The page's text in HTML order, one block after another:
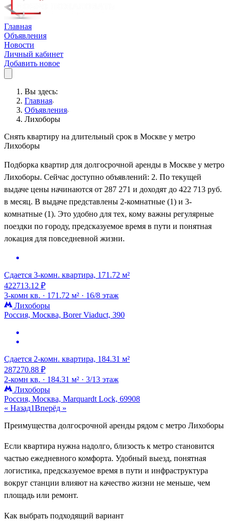
Главная
Объявления
Новости
Личный кабинет
Добавить новое
Вы здесь:
Главная
Объявления
Лихоборы
Снять квартиру на длительный срок в Москве у метро
Лихоборы
Подборка квартир для долгосрочной аренды в Москве у метро
Лихоборы. Сейчас доступно объявлений: 2. По текущей
выдаче цены начинаются от 287 271 и доходят до 422 713 руб.
в месяц. В выдаче представлены 2-комнатные (1) и 3-
комнатные (1). Это удобно для тех, кому важны регулярные
поездки по городу, предсказуемое время в пути и понятная
локация для повседневной жизни.
Сдается 3-комн. квартира, 171.72 м²
422713.12 ₽
3-комн кв. · 171.72 м² · 16/8 этаж
Лихоборы
Россия, Москва, Borer Viaduct, 390
Сдается 2-комн. квартира, 184.31 м²
287270.88 ₽
2-комн кв. · 184.31 м² · 3/13 этаж
Лихоборы
Россия, Москва, Marquardt Lock, 69908
« Назад1Вперёд »
Преимущества долгосрочной аренды рядом с метро Лихоборы
Если квартира нужна надолго, близость к метро становится
частью ежедневного комфорта. Удобный выезд, понятная
логистика, предсказуемое время в пути и инфраструктура
вокруг станции влияют на качество жизни не меньше, чем
площадь или ремонт.
Как выбрать подходящий вариант